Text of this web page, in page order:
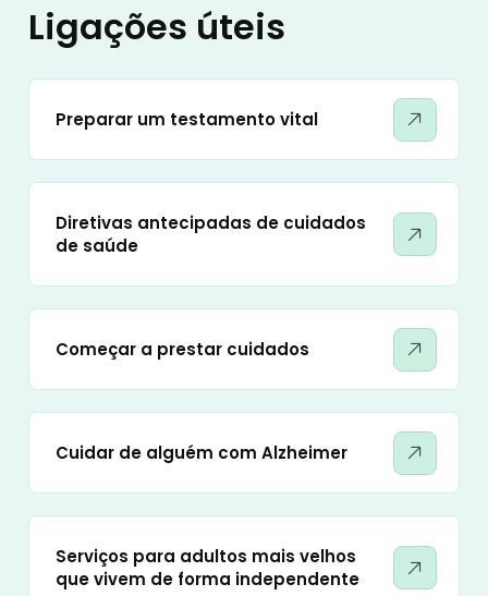
Ligações úteis
Preparar um testamento vital
Diretivas antecipadas de cuidados
de saúde
Começar a prestar cuidados
Cuidar de alguém com Alzheimer
Serviços para adultos mais velhos
que vivem de forma independente